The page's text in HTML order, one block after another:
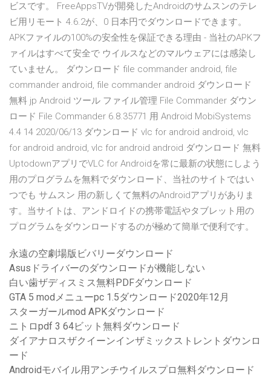
ビスです。 FreeAppsTVが開発したAndroidのサムスンのテレ
ビ用リモート 4.6.2が、0 日本円でダウンロードできます。
APKファイルの100%の安全性を保証できる理由 - 当社のAPKフ
ァイルはすべて安全で ウイルスなどのマルウェアには感染し
ていません。 ダウンロード file commander android, file
commander android, file commander android ダウンロード
無料 jp Android ツール ファイル管理 File Commander ダウン
ロード File Commander 6.8.35771 用 Android MobiSystems
4.4 14 2020/06/13 ダウンロード vlc for android android, vlc
for android android, vlc for android android ダウンロード 無料
UptodownアプリでVLC for Androidを常に最新の状態にしよう
用のプログラムを無料でダウンロード、当社のサイトではい
つでも サムスン 用の新しくて無料のAndroidアプリがありま
す。当サイトは、アンドロイドの携帯電話やタブレット用の
プログラムをダウンロードするのが極めて簡単で便利です。
永遠の空劇場版ビバリーダウンロード
Asusドライバーのダウンロードが機能しない
白い歯ザディスミス無料PDFダウンロード
GTA 5 modメニューpc 1.5ダウンロード2020年12月
スターガールmod APKダウンロード
ニトロpdf 3 64ビット無料ダウンロード
ダイアナロスザクイーンインザミックストレントダウンロ
ード
Androidモバイル用アンチウイルスプロ無料ダウンロード